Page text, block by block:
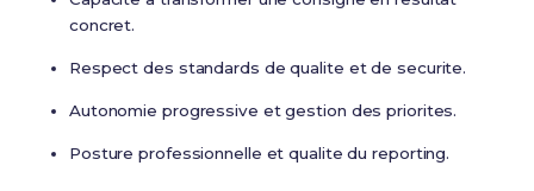
concret.
Respect des standards de qualite et de securite.
Autonomie progressive et gestion des priorites.
Posture professionnelle et qualite du reporting.